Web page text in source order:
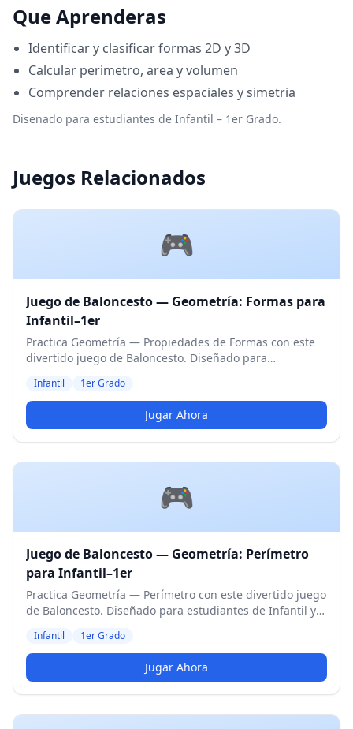
Que Aprenderas
Identificar y clasificar formas 2D y 3D
Calcular perimetro, area y volumen
Comprender relaciones espaciales y simetria
Disenado para estudiantes de Infantil – 1er Grado.
Juegos Relacionados
🎮
Juego de Baloncesto — Geometría: Formas para
Infantil–1er
Practica Geometría — Propiedades de Formas con este
divertido juego de Baloncesto. Diseñado para
Infantil 1er Grado
Jugar Ahora
🎮
Juego de Baloncesto — Geometría: Perímetro
para Infantil–1er
Practica Geometría — Perímetro con este divertido juego
de Baloncesto. Diseñado para estudiantes de Infantil y
Infantil 1er Grado
Jugar Ahora